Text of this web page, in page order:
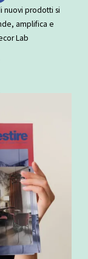
nuovi prodotti si
amplifica e
Lab